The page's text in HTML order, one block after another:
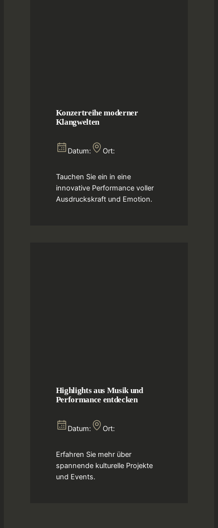
Konzertreihe moderner
Klangwelten
Datum: Ort:
Tauchen Sie ein in eine
innovative Performance voller
Ausdruckskraft und Emotion.
Highlights aus Musik und
Performance entdecken
Datum: Ort:
Erfahren Sie mehr über
spannende kulturelle Projekte
und Events.